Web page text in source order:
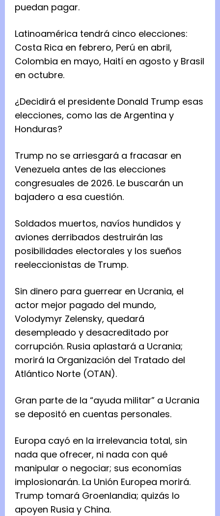
puedan pagar.
Latinoamérica tendrá cinco elecciones:
Costa Rica en febrero, Perú en abril,
Colombia en mayo, Haití en agosto y Brasil
en octubre.
¿Decidirá el presidente Donald Trump esas
elecciones, como las de Argentina y
Honduras?
Trump no se arriesgará a fracasar en
Venezuela antes de las elecciones
congresuales de 2026. Le buscarán un
bajadero a esa cuestión.
Soldados muertos, navíos hundidos y
aviones derribados destruirán las
posibilidades electorales y los sueños
reeleccionistas de Trump.
Sin dinero para guerrear en Ucrania, el
actor mejor pagado del mundo,
Volodymyr Zelensky, quedará
desempleado y desacreditado por
corrupción. Rusia aplastará a Ucrania;
morirá la Organización del Tratado del
Atlántico Norte (OTAN).
Gran parte de la “ayuda militar” a Ucrania
se depositó en cuentas personales.
Europa cayó en la irrelevancia total, sin
nada que ofrecer, ni nada con qué
manipular o negociar; sus economías
implosionarán. La Unión Europea morirá.
Trump tomará Groenlandia; quizás lo
apoyen Rusia y China.